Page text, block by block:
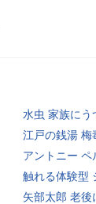
水虫 家族にう
江戸の銭湯 梅
アントニー ペ
触れる体験型
矢部太郎 老後